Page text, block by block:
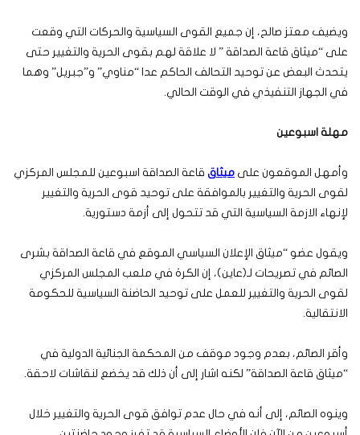
ويضيف معتز صالح، إن جميع القوى السياسية والحركات التي وقعت
على “ميثاق قاعة الصداقة ” لا علاقة لهم بقوى الحرية والتغيير حتى
يتحدث البعض عن توحيد التحالف الحاكم عدا “مناوي” و”جبريل” وهما
في الجهاز التنفيذي في الوقت الحالي.
مهلة اسبوعين
وأمهل الموقعون على ميثاق قاعة الصداقة اسبوعين للمجلس المركزي
لقوى الحرية والتغيير بالموافقة على توحيد قوى الحرية والتغيير
لإنهاء الازمة السياسية التي قد تتحول إلى أزمة دستورية.
ويقول عضو “ميثاق الإعلان السياسي الموقع في قاعة الصداقة بشرى
الصائم في تصريحات لـ(عاين)، إن الكرة في ملعب المجلس المركزي
لقوى الحرية والتغيير للعمل على توحيد الحاضنة السياسية للحكومة
الانتقالية.
وأقر الصائم، بعدم وجود موقف من المحكمة الجنائية الدولية في
“ميثاق قاعة الصداقة” لكنه اشار إلى أن ذلك قد يخضع لنقاشات لاحقة.
وينوه الصائم، إلى أنه في حال عدم توافق قوى الحرية والتغيير خلال